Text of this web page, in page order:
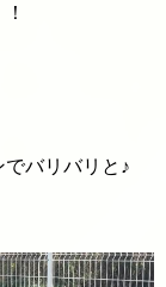
バリバリと♪